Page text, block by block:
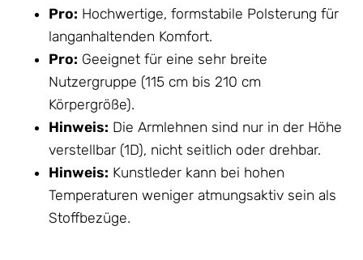
Pro: Hochwertige, formstabile Polsterung für
langanhaltenden Komfort.
Pro: Geeignet für eine sehr breite
Nutzergruppe (115 cm bis 210 cm
Körpergröße).
Hinweis: Die Armlehnen sind nur in der Höhe
verstellbar (1D), nicht seitlich oder drehbar.
Hinweis: Kunstleder kann bei hohen
Temperaturen weniger atmungsaktiv sein als
Stoffbezüge.